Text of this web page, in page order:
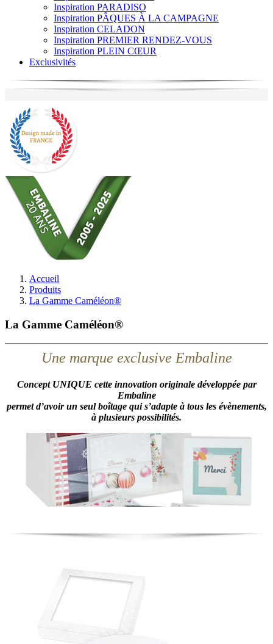
Inspiration PARADISO
Inspiration PÂQUES À LA CAMPAGNE
Inspiration CELADON
Inspiration PREMIER RENDEZ-VOUS
Inspiration PLEIN CŒUR
Exclusivités
Accueil
Produits
La Gamme Caméléon®
La Gamme Caméléon®
Une marque exclusive Embaline
Concept UNIQUE cette innovation originale développée par
Embaline
permet d’avoir un seul boîtage qui s’adapte à tous les évènements,
à plusieurs possibilités.